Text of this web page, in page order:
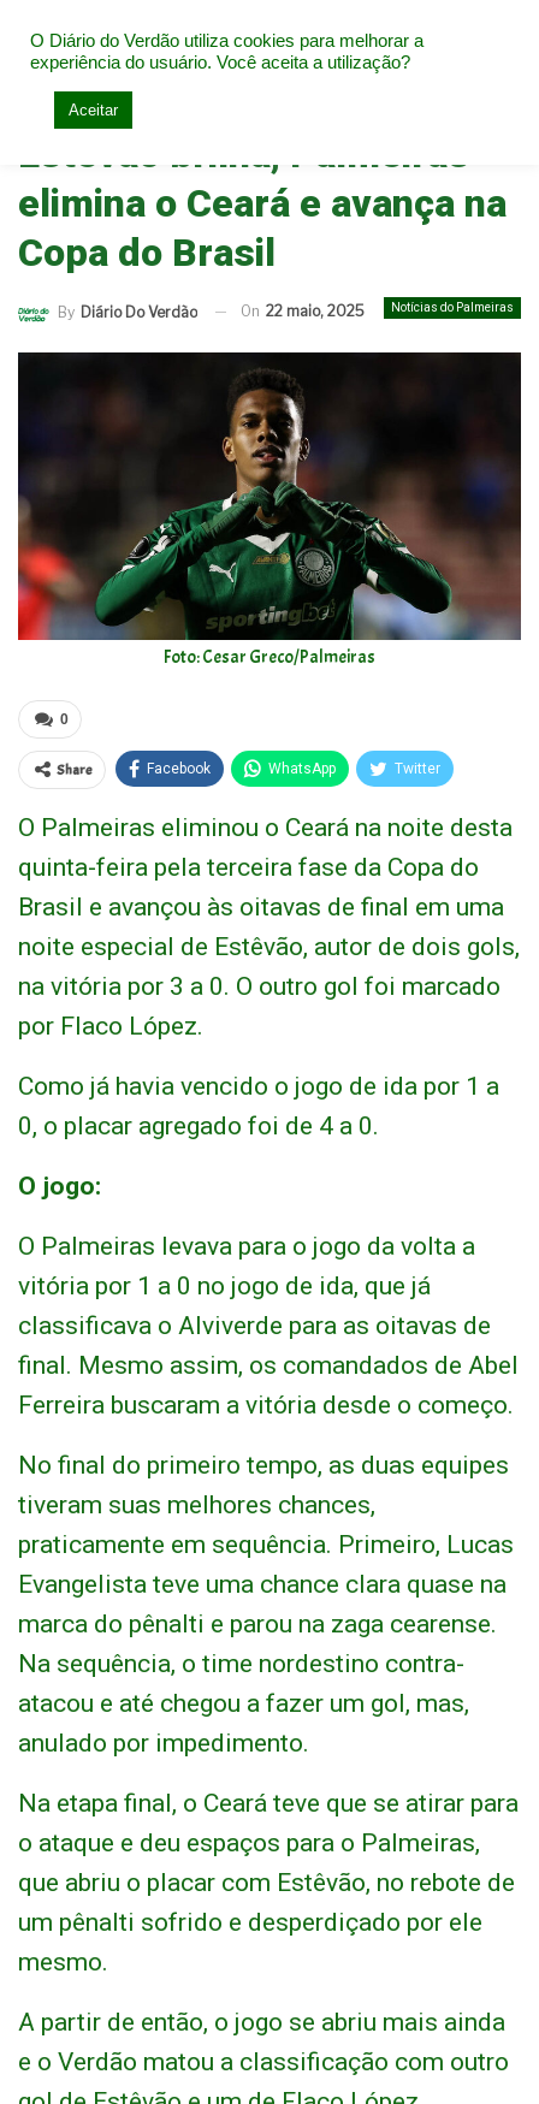
Home Notícias do Palmeiras
Estêvão brilha, Palmeiras
elimina o Ceará e avança na
Copa do Brasil
Notícias do Palmeiras
By Diário Do Verdão On 22 maio, 2025
Foto: Cesar Greco/Palmeiras
0
Share Facebook WhatsApp Twitter
O Palmeiras eliminou o Ceará na noite desta
quinta-feira pela terceira fase da Copa do
Brasil e avançou às oitavas de final em uma
noite especial de Estêvão, autor de dois gols,
na vitória por 3 a 0. O outro gol foi marcado
por Flaco López.
Como já havia vencido o jogo de ida por 1 a
0, o placar agregado foi de 4 a 0.
O jogo:
O Palmeiras levava para o jogo da volta a
vitória por 1 a 0 no jogo de ida, que já
classificava o Alviverde para as oitavas de
final. Mesmo assim, os comandados de Abel
Ferreira buscaram a vitória desde o começo.
No final do primeiro tempo, as duas equipes
tiveram suas melhores chances,
praticamente em sequência. Primeiro, Lucas
Evangelista teve uma chance clara quase na
marca do pênalti e parou na zaga cearense.
Na sequência, o time nordestino contra-
atacou e até chegou a fazer um gol, mas,
anulado por impedimento.
Na etapa final, o Ceará teve que se atirar para
o ataque e deu espaços para o Palmeiras,
que abriu o placar com Estêvão, no rebote de
um pênalti sofrido e desperdiçado por ele
mesmo.
A partir de então, o jogo se abriu mais ainda
e o Verdão matou a classificação com outro
O Diário do Verdão utiliza cookies para melhorar a
experiência do usuário. Você aceita a utilização?
Aceitar